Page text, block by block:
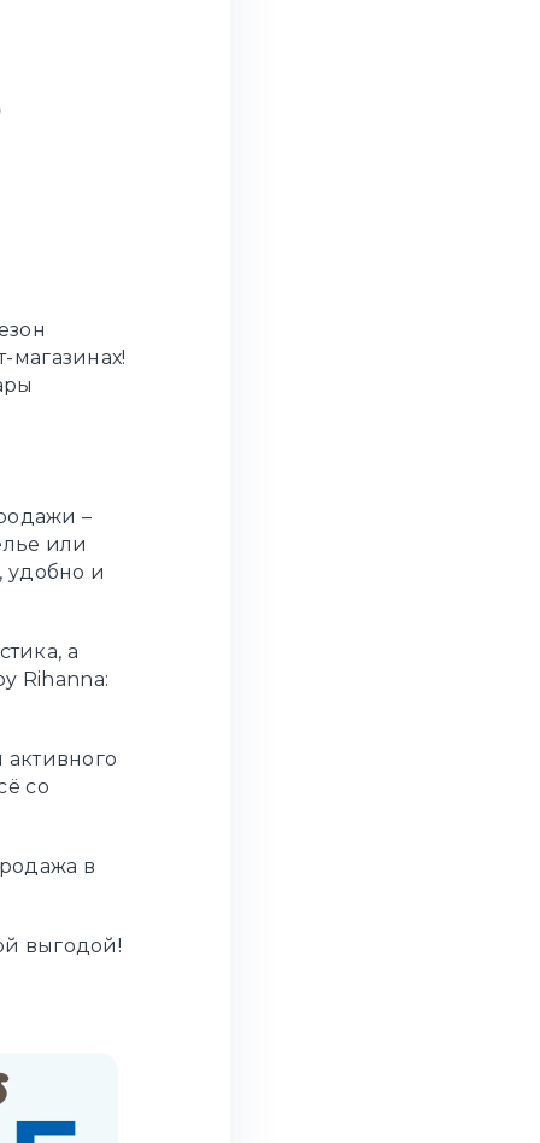
–
или
удобно и
а
Rihanna:
со
в
выгодой!